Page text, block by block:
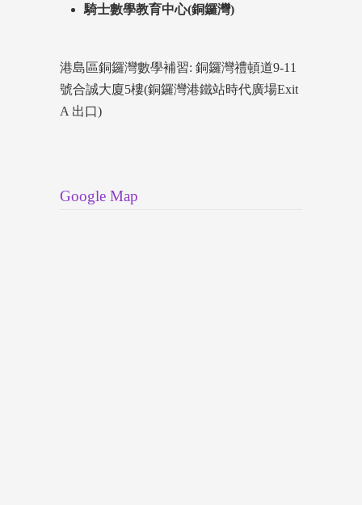
騎士數學教育中心(銅鑼灣)
港島區銅鑼灣數學補習: 銅鑼灣禮頓道9-11
號合誠大廈5樓(銅鑼灣港鐵站時代廣場Exit
A 出口)
Google Map